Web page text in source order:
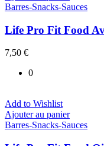
Barres-Snacks-Sauces
Life Pro Fit Food
7,50 €
0
Add to Wishlist
Ajouter au panier
Barres-Snacks-Sauces